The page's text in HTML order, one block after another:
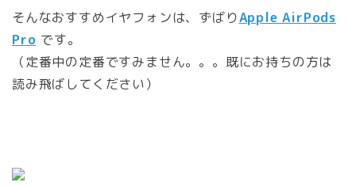
そんなおすすめイヤフォンは、ずばりApple AirPods
Pro です。
（定番中の定番ですみません。。。既にお持ちの方は
読み飛ばしてください）